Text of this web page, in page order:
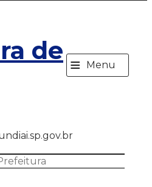
de ≡ Menu